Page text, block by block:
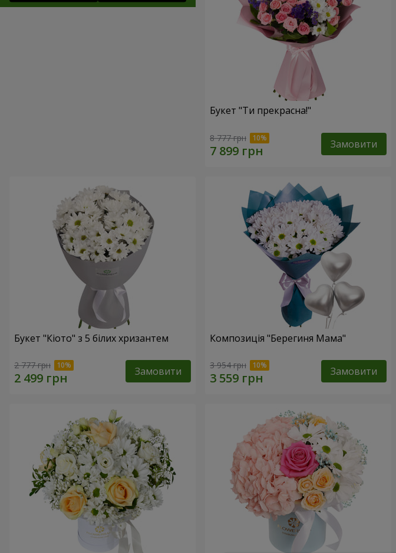
Букет "Ти прекрасна!"
8 777 грн Замовити
Букет "Кіото" з 5 білих хризантем
2 777 грн Замовити
Композиція "Берегиня Мама"
3 954 грн Замовити